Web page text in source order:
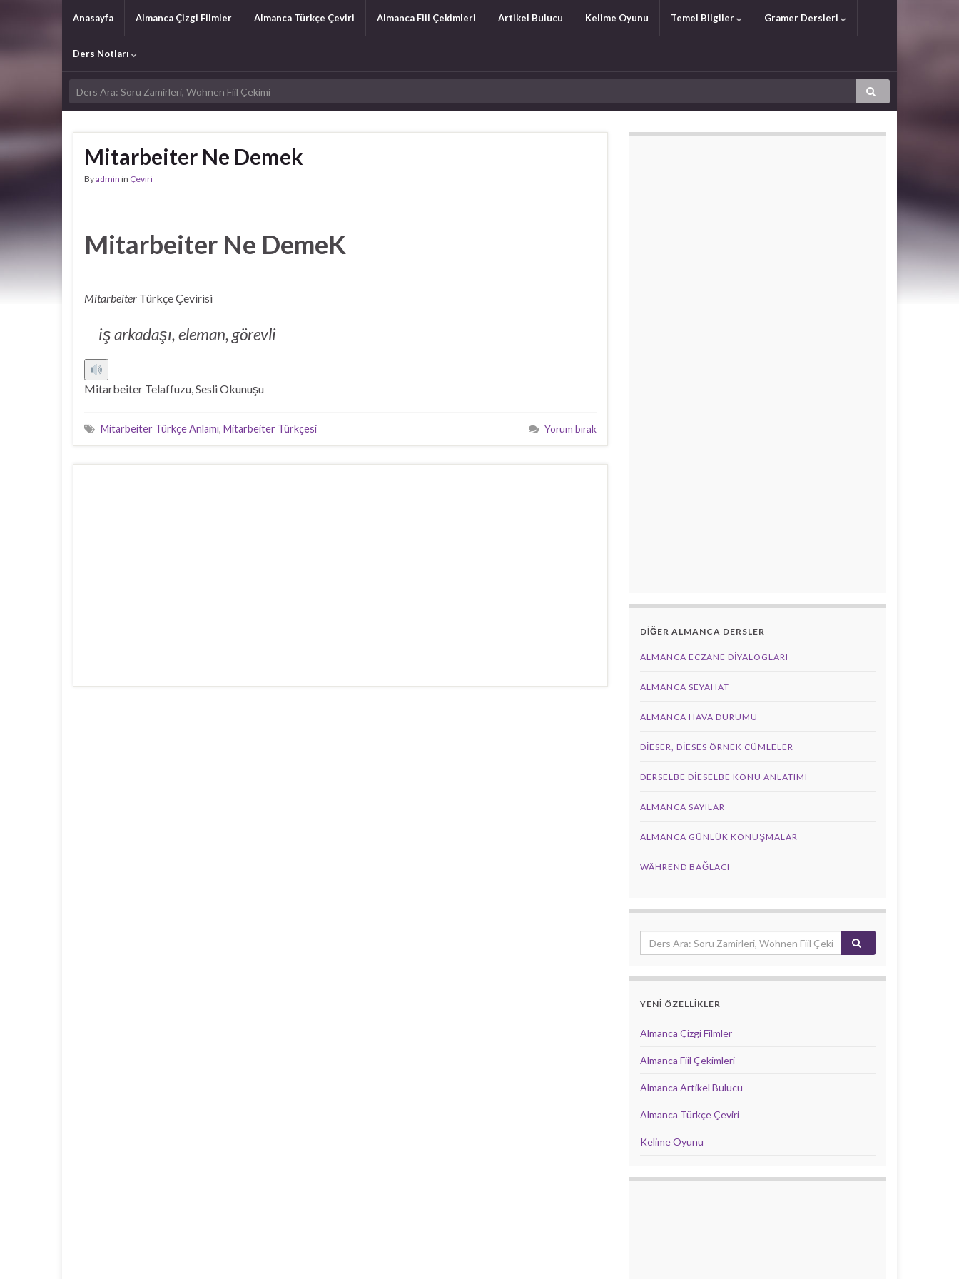
Anasayfa Almanca Çizgi Filmler Almanca Türkçe Çeviri Almanca Fiil Çekimleri Artikel Bulucu Kelime Oyunu Temel Bilgiler Gramer Dersleri
Ders Notları
Mitarbeiter Ne Demek
Byadmin in Çeviri
Mitarbeiter Ne DemeK
Mitarbeiter Türkçe Çevirisi
iş arkadaşı, eleman, görevli
Mitarbeiter Telaffuzu, Sesli Okunuşu
Mitarbeiter Türkçe Anlamı, Mitarbeiter Türkçesi Yorum bırak
DİĞER ALMANCA DERSLER
ALMANCA ECZANE DIYALOGLARI
ALMANCA SEYAHAT
ALMANCA HAVA DURUMU
DIESER, DIESES ÖRNEK CÜMLELER
DERSELBE DIESELBE KONU ANLATIMI
ALMANCA SAYILAR
ALMANCA GÜNLÜK KONUŞMALAR
WÄHREND BAĞLACI
YENİ ÖZELLİKLER
Almanca Çizgi Filmler
Almanca Fiil Çekimleri
Almanca Artikel Bulucu
Almanca Türkçe Çeviri
Kelime Oyunu